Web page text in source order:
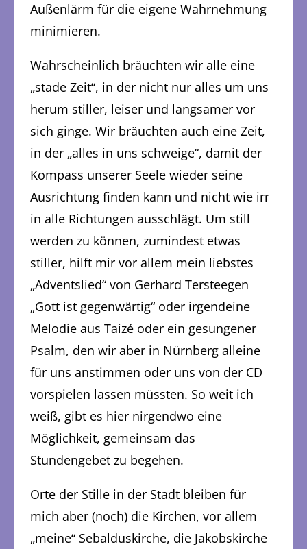
Außenlärm für die eigene Wahrnehmung
minimieren.
Wahrscheinlich bräuchten wir alle eine
„stade Zeit“, in der nicht nur alles um uns
herum stiller, leiser und langsamer vor
sich ginge. Wir bräuchten auch eine Zeit,
in der „alles in uns schweige“, damit der
Kompass unserer Seele wieder seine
Ausrichtung finden kann und nicht wie irr
in alle Richtungen ausschlägt. Um still
werden zu können, zumindest etwas
stiller, hilft mir vor allem mein liebstes
„Adventslied“ von Gerhard Tersteegen
„Gott ist gegenwärtig“ oder irgendeine
Melodie aus Taizé oder ein gesungener
Psalm, den wir aber in Nürnberg alleine
für uns anstimmen oder uns von der CD
vorspielen lassen müssten. So weit ich
weiß, gibt es hier nirgendwo eine
Möglichkeit, gemeinsam das
Stundengebet zu begehen.
Orte der Stille in der Stadt bleiben für
mich aber (noch) die Kirchen, vor allem
„meine“ Sebalduskirche, die Jakobskirche